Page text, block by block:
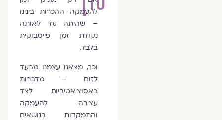
להעמקה ההכרות בינינו
– שהיתה עד לאותה
נקודת זמן פייסבוקית
בלבד.
וכך, מצאנו עצמנו מבעד
לזום – מדברות
באסוציאטיביות לצד
עצירה להעמקה
והתמקדות בנושאים